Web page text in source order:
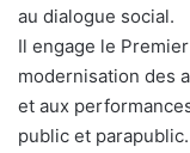
au dialogue social.
Il engage le
modernisation des
et aux
public et